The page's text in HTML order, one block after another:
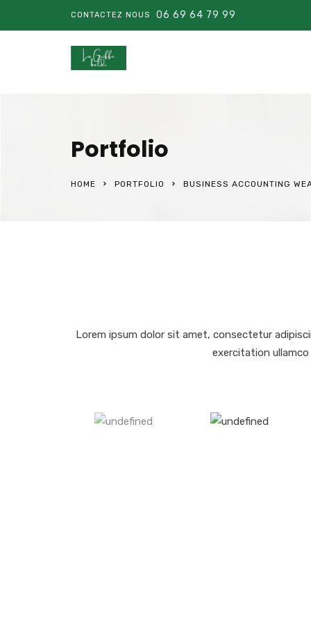
CONTACTEZ NOUS 06 69 64 79 99
Portfolio
HOME PORTFOLIO BUSINESS ACCOUNTING
Lorem ipsum dolor sit amet, consectetur
exercitation